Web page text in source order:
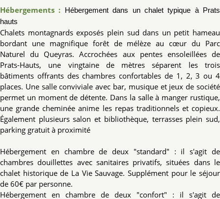
Hébergements : Hébergement dans un chalet typique à Prats
hauts
Chalets montagnards exposés plein sud dans un petit hameau
bordant une magnifique forêt de mélèze au cœur du Parc
Naturel du Queyras. Accrochées aux pentes ensoleillées de
Prats-Hauts, une vingtaine de mètres séparent les trois
bâtiments offrants des chambres confortables de 1, 2, 3 ou 4
places. Une salle conviviale avec bar, musique et jeux de société
permet un moment de détente. Dans la salle à manger rustique,
une grande cheminée anime les repas traditionnels et copieux.
Également plusieurs salon et bibliothèque, terrasses plein sud,
parking gratuit à proximité
Hébergement en chambre de deux "standard" : il s'agit de
chambres douillettes avec sanitaires privatifs, situées dans le
chalet historique de La Vie Sauvage. Supplément pour le séjour
de 60€ par personne.
Hébergement en chambre de deux "confort" : il s'agit de